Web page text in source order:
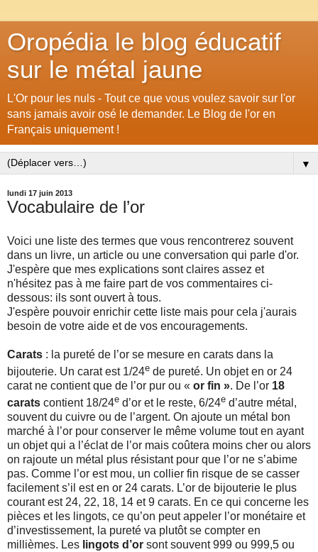
Oropédia le blog éducatif
sur le métal jaune
L'Or pour les nuls - Tout ce que vous voulez savoir sur l'or
sans jamais avoir osé le demander. Le Blog de l'or en
Français uniquement !
▼
lundi 17 juin 2013
Vocabulaire de l’or
Voici une liste des termes que vous rencontrerez souvent
dans un livre, un article ou une conversation qui parle d'or.
J'espère que mes explications sont claires assez et
n'hésitez pas à me faire part de vos commentaires ci-
dessous: ils sont ouvert à tous.
J'espère pouvoir enrichir cette liste mais pour cela j'aurais
besoin de votre aide et de vos encouragements.
Carats : la pureté de l’or se mesure en carats dans la
bijouterie. Un carat est 1/24e de pureté. Un objet en or 24
carat ne contient que de l’or pur ou « or fin ». De l’or 18
carats contient 18/24e d’or et le reste, 6/24e d’autre métal,
souvent du cuivre ou de l’argent. On ajoute un métal bon
marché à l’or pour conserver le même volume tout en ayant
un objet qui a l’éclat de l’or mais coûtera moins cher ou alors
on rajoute un métal plus résistant pour que l’or ne s’abime
pas. Comme l’or est mou, un collier fin risque de se casser
facilement s’il est en or 24 carats. L’or de bijouterie le plus
courant est 24, 22, 18, 14 et 9 carats. En ce qui concerne les
pièces et les lingots, ce qu’on peut appeler l’or monétaire et
d’investissement, la pureté va plutôt se compter en
millièmes. Les lingots d’or sont souvent 999 ou 999,5 ou